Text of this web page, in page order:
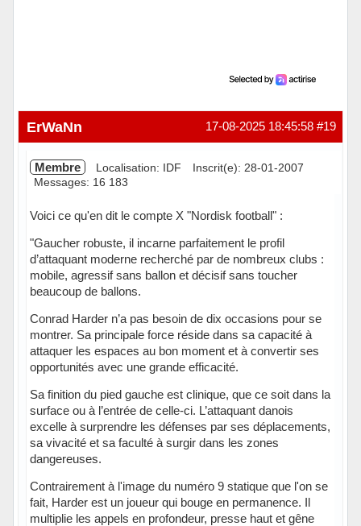
#19
17-08-2025 18:45:58
ErWaNn
Membre Localisation: IDF
Inscrit(e): 28-01-2007
Messages: 16 183
Voici ce qu'en dit le compte X "Nordisk football" :
"Gaucher robuste, il incarne parfaitement le profil
d’attaquant moderne recherché par de nombreux clubs :
mobile, agressif sans ballon et décisif sans toucher
beaucoup de ballons.
Conrad Harder n’a pas besoin de dix occasions pour se
montrer. Sa principale force réside dans sa capacité à
attaquer les espaces au bon moment et à convertir ses
opportunités avec une grande efficacité.
Sa finition du pied gauche est clinique, que ce soit dans la
surface ou à l’entrée de celle-ci. L’attaquant danois
excelle à surprendre les défenses par ses déplacements,
sa vivacité et sa faculté à surgir dans les zones
dangereuses.
Contrairement à l'image du numéro 9 statique que l'on se
fait, Harder est un joueur qui bouge en permanence. Il
multiplie les appels en profondeur, presse haut et gêne